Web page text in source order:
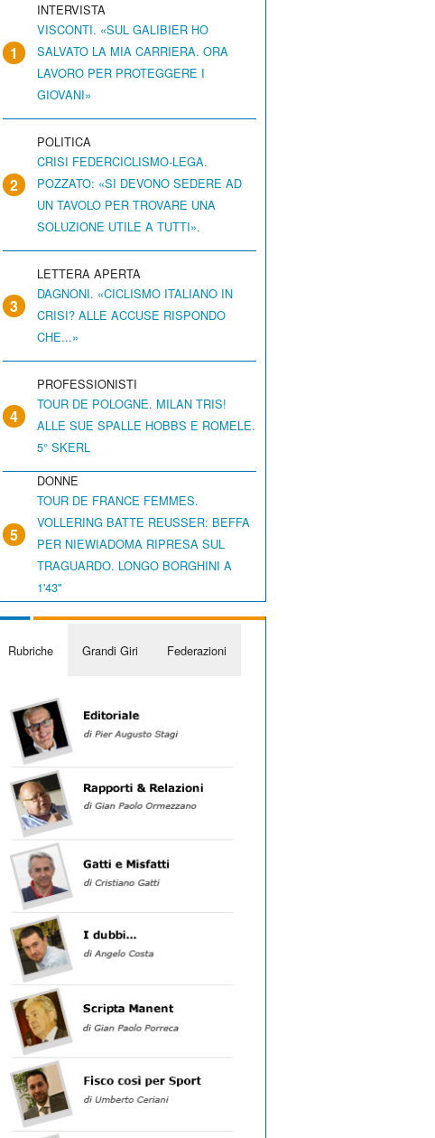
1
INTERVISTA
VISCONTI. «SUL GALIBIER HO
SALVATO LA MIA CARRIERA. ORA
LAVORO PER PROTEGGERE I
GIOVANI»
2
POLITICA
CRISI FEDERCICLISMO-LEGA.
POZZATO: «SI DEVONO SEDERE AD
UN TAVOLO PER TROVARE UNA
SOLUZIONE UTILE A TUTTI».
3
LETTERA APERTA
DAGNONI. «CICLISMO ITALIANO IN
CRISI? ALLE ACCUSE RISPONDO
CHE...»
4
PROFESSIONISTI
TOUR DE POLOGNE. MILAN TRIS!
ALLE SUE SPALLE HOBBS E ROMELE.
5° SKERL
5
DONNE
TOUR DE FRANCE FEMMES.
VOLLERING BATTE REUSSER: BEFFA
PER NIEWIADOMA RIPRESA SUL
TRAGUARDO. LONGO BORGHINI A
1'43"
Rubriche Grandi Giri Federazioni